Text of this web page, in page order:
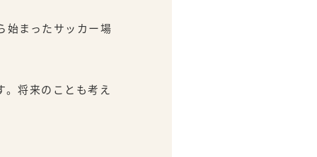
始まったサッカー場
。将来のことも考え